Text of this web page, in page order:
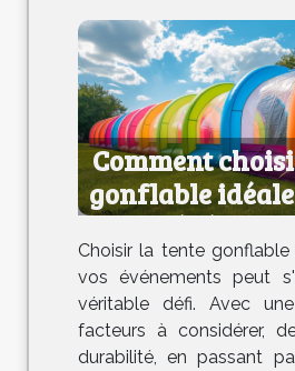
Comment
gonflable
Choisir la tente
vos événements peut
véritable défi. Avec
facteurs à considérer,
durabilité, en passant